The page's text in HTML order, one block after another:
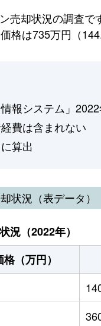
売却状況の調査
格は735万円（
報システム」
費は含まれない
算出
状況（表データ）
況（2022年）
（万円）